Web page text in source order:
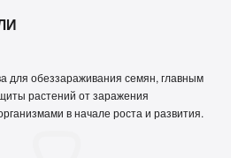
для обеззараживания семян, главным
растений от заражения
в начале роста и развития.